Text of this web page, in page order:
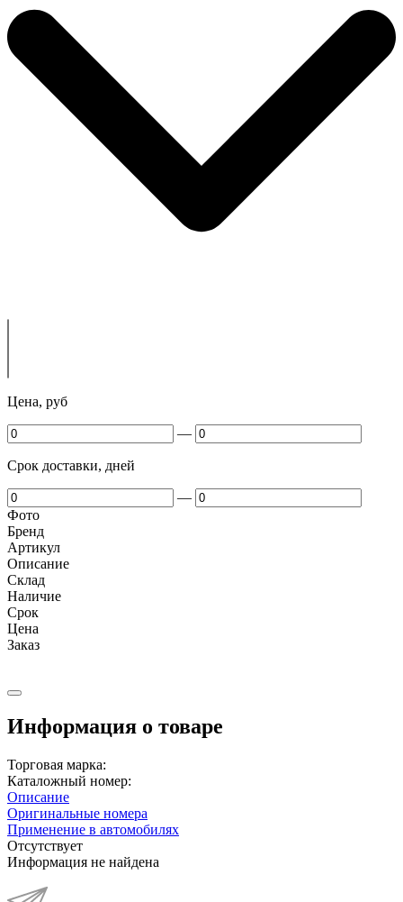
Цена, руб
—
Срок доставки, дней
—
Фото
Бренд
Артикул
Описание
Cклад
Наличие
Срок
Цена
Заказ
Информация о товаре
Торговая марка:
Каталожный номер:
Описание
Оригинальные номера
Применение в автомобилях
Отсутствует
Информация не найдена